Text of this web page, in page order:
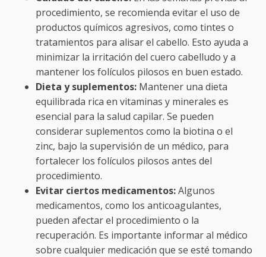
procedimiento, se recomienda evitar el uso de
productos químicos agresivos, como tintes o
tratamientos para alisar el cabello. Esto ayuda a
minimizar la irritación del cuero cabelludo y a
mantener los folículos pilosos en buen estado.
Dieta y suplementos: Mantener una dieta
equilibrada rica en vitaminas y minerales es
esencial para la salud capilar. Se pueden
considerar suplementos como la biotina o el
zinc, bajo la supervisión de un médico, para
fortalecer los folículos pilosos antes del
procedimiento.
Evitar ciertos medicamentos:Algunos
medicamentos, como los anticoagulantes,
pueden afectar el procedimiento o la
recuperación. Es importante informar al médico
sobre cualquier medicación que se esté tomando